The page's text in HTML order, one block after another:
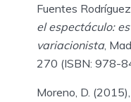
Fuentes
el espectáculo:
variacionista,
270 (ISBN: 978-
Moreno, D.